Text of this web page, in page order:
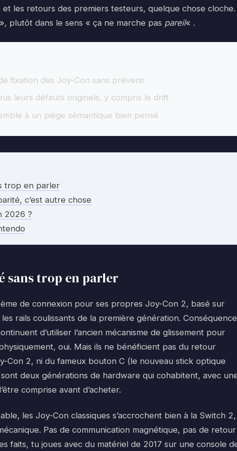
les retours des premiers testeurs, quelque chose cloche.
plutôt dans le sens « ça ne marche pas pareil« .
fixation des Joy-Con sans prévenir
leurs défauts originels, y compris le drift
à un piège sémantique bien pensé
trop en parler
c’est autre chose
2026 ?
sans trop en parler
de connexion pour ses propres Joy-Con 2, basé sur
rails coulissants de la première génération. Conséquence
d’utiliser l’ancien mécanisme de glissement pour
oui. Mais ils ne bénéficient pas du retour
Con 2, ni du fameux bouton C (le nouveau stick optique
deux générations de hardware qui cohabitent, avec
comprise avant d’acheter.
les Joy-Con classiques s’accrochent bien à la Switch 2,
Pas de communication magnétique, pas de retour
faits, tu joues avec du matériel de 2017 sur une console